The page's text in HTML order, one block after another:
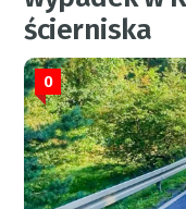
ścierniska
0